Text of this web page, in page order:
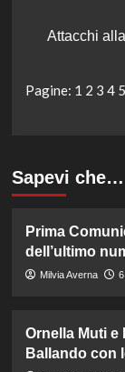
Attacchi
Pagine: 1 2 3 4 5
Sapevi che…
Prima
dell’ultimo
Milvia Averna
Ornella Muti e
Ballando con